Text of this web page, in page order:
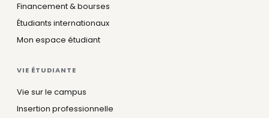
Financement & bourses
Étudiants internationaux
Mon espace étudiant
VIE ÉTUDIANTE
Vie sur le campus
Insertion professionnelle